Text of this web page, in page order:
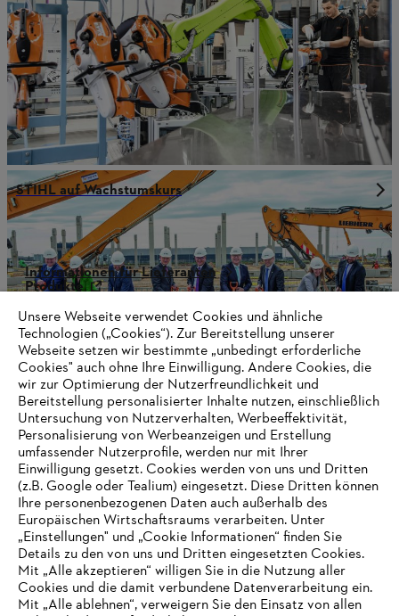
STIHL auf Wachstumskurs
Informationen für Lieferanten
Produkte
Karriere
Hinweisgebersystem
ImpressumDatenschutzCookie InformationenAGB
Unsere Webseite verwendet Cookies und ähnliche
Technologien („Cookies“). Zur Bereitstellung unserer
Webseite setzen wir bestimmte „unbedingt erforderliche
Cookies" auch ohne Ihre Einwilligung. Andere Cookies, die
wir zur Optimierung der Nutzerfreundlichkeit und
Bereitstellung personalisierter Inhalte nutzen, einschließlich
Untersuchung von Nutzerverhalten, Werbeeffektivität,
Personalisierung von Werbeanzeigen und Erstellung
umfassender Nutzerprofile, werden nur mit Ihrer
Einwilligung gesetzt. Cookies werden von uns und Dritten
(z.B. Google oder Tealium) eingesetzt. Diese Dritten können
Ihre personenbezogenen Daten auch außerhalb des
Europäischen Wirtschaftsraums verarbeiten. Unter
„Einstellungen" und „Cookie Informationen“ finden Sie
Details zu den von uns und Dritten eingesetzten Cookies.
Mit „Alle akzeptieren“ willigen Sie in die Nutzung aller
Cookies und die damit verbundene Datenverarbeitung ein.
Mit „Alle ablehnen“, verweigern Sie den Einsatz von allen